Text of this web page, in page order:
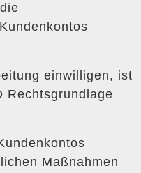
einwilligen, ist
Rechtsgrundlage
Maßnahmen